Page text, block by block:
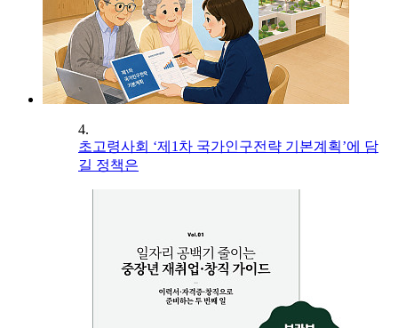
4.
초고령사회 ‘제1차 국가인구전략 기본계획’에 담
길 정책은